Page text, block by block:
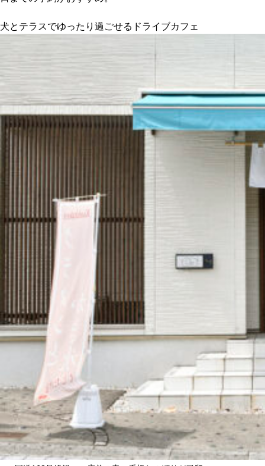
犬とテラスでゆったり過ごせるドライブカフェ